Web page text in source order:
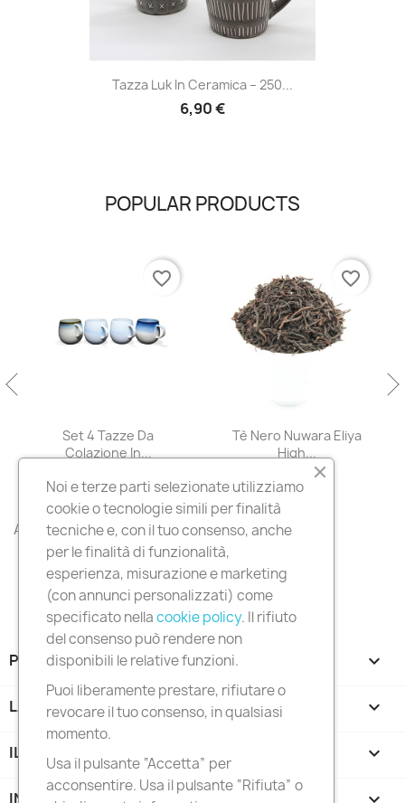
Tazza Luk In Ceramica – 250...
6,90 €
POPULAR PRODUCTS
Set 4 Tazze Da
Colazione In...
32,90 €
favorite_border
Tè Nero Nuwara Eliya
High...
8,90 €
favorite_border
All products
PRODOTTI 
LA NOSTRA AZIENDA 
IL TUO ACCOUNT 
INFORMAZIONI NEGOZIO
Noi e terze parti selezionate utilizziamo
cookie o tecnologie simili per finalità
tecniche e, con il tuo consenso, anche
per le finalità di funzionalità,
esperienza, misurazione e marketing
(con annunci personalizzati) come
specificato nellacookie policy. Il rifiuto
del consenso può rendere non
disponibili le relative funzioni.
Puoi liberamente prestare, rifiutare o
revocare il tuo consenso, in qualsiasi
momento.
Usa il pulsante “Accetta” per
acconsentire. Usa il pulsante “Rifiuta” o